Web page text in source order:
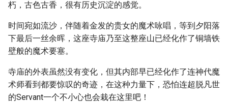
朽，古色古香，很有历史沉淀的感觉。
时间宛如流沙，伴随着金发的贵女的魔术咏唱，等到夕阳落
下最后一丝余晖，这座寺庙乃至这整座山已经化作了铜墙铁
壁般的魔术要塞。
寺庙的外表虽然没有变化，但其内部早已经化作了连神代魔
术师看到都要惊叹的奇迹，在这种力量下，恐怕连超脱凡世
的Servant一个不小心也会栽在这里吧！